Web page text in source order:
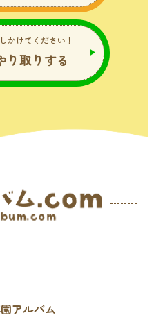
かけてください！
り取りする
アルバム